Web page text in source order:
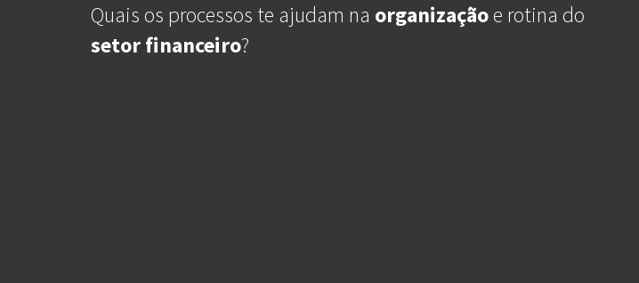
Quais os processos te ajudam na organizaçãoe rotina do
setorfinanceiro?